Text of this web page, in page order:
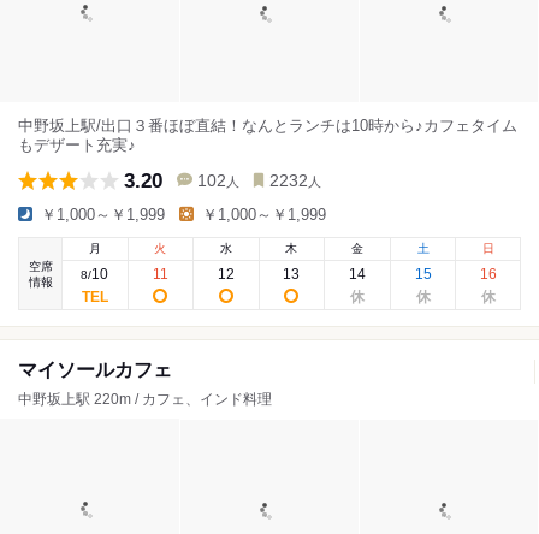
中野坂上駅/出口３番ほぼ直結！なんとランチは10時から♪カフェタイム
もデザート充実♪
3.20 102 人 2232 人
￥1,000～￥1,999 ￥1,000～￥1,999
空席
情報
月
8/10
火
11
水
12
木
13
金
14
土
15
日
16
マイソールカフェ
中野坂上駅 220m / カフェ、インド料理